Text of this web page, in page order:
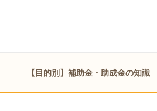
【目的別】補助金・助成金の知識